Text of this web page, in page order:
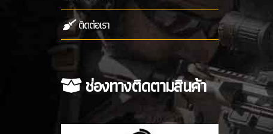
ติดต่อเรา
ช่องทางติดตามสินค้า